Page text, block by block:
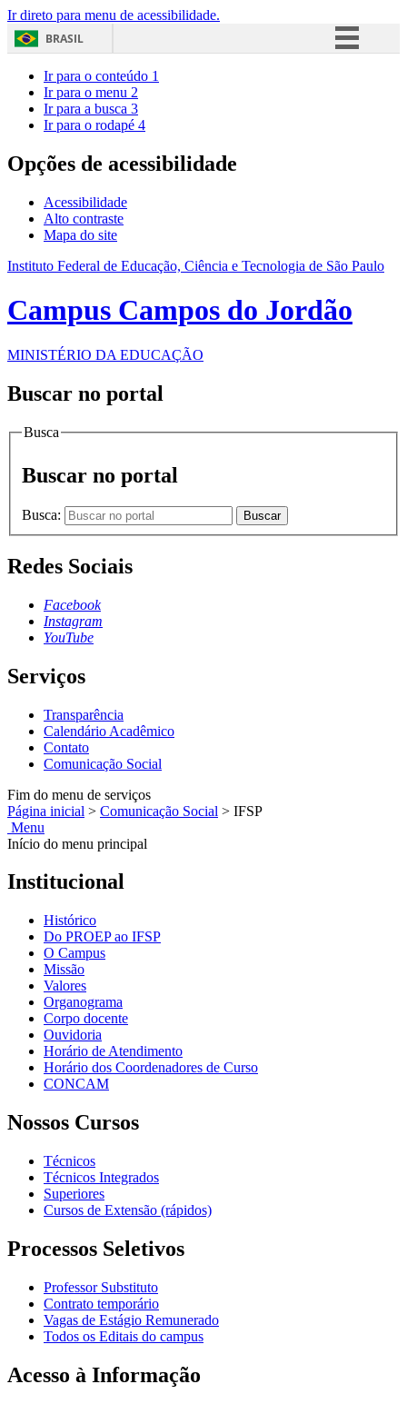
Ir direto para menu de acessibilidade.
BRASIL
Acesso à informação
Ir para o conteúdo 1
Ir para o menu 2
Ir para a busca 3
Ir para o rodapé 4
Opções de acessibilidade
Acessibilidade
Alto contraste
Mapa do site
Instituto Federal de Educação, Ciência e Tecnologia de São Paulo
Campus Campos do Jordão
MINISTÉRIO DA EDUCAÇÃO
Buscar no portal
Busca
Buscar no portal
Busca: Buscar
Redes Sociais
Facebook
Instagram
YouTube
Serviços
Transparência
Calendário Acadêmico
Contato
Comunicação Social
Fim do menu de serviços
Página inicial > Comunicação Social > IFSP
Menu
Início do menu principal
Institucional
Histórico
Do PROEP ao IFSP
O Campus
Missão
Valores
Organograma
Corpo docente
Ouvidoria
Horário de Atendimento
Horário dos Coordenadores de Curso
CONCAM
Nossos Cursos
Técnicos
Técnicos Integrados
Superiores
Cursos de Extensão (rápidos)
Processos Seletivos
Professor Substituto
Contrato temporário
Vagas de Estágio Remunerado
Todos os Editais do campus
Acesso à Informação